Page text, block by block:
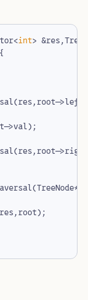
<int> &res,
(res,root->left
->val);
(res,root->right
(TreeNode*
res,root);